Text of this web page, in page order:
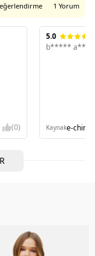
1 Yorum
(0)
5.0
b***** a****
Kaynake-